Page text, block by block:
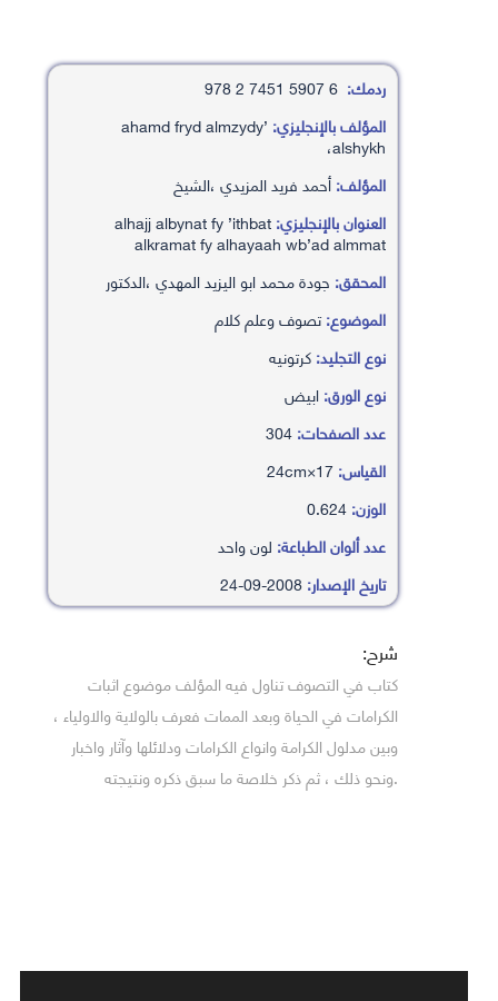
ردمك:
المؤلف بالإنجليزي: ’ahamd fryd almzydy
،alshykh
المؤلف:أحمد فريد المزيدي ،الشيخ
العنوان بالإنجليزي:alhajj albynat fy ’ithbat
alkramat fy alhayaah wb’ad almmat
المحقق: جودة محمد ابو اليزيد المهدي ،الدكتور
الموضوع:تصوف وعلم كلام
نوع التجليد:كرتونيه
نوع الورق:ابيض
عدد الصفحات:
القياس:
الوزن:
عدد ألوان الطباعة: لون واحد
تاريخ الإصدار:
شرح:
كتاب في التصوف تناول فيه المؤلف موضوع اثبات
الكرامات في الحياة وبعد الممات فعرف بالولاية والاولياء ،
وبين مدلول الكرامة وانواع الكرامات ودلائلها وآثار واخبار
.ونحو ذلك ، ثم ذكر خلاصة ما سبق ذكره ونتيجته